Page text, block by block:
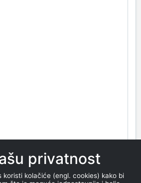
privatnost
koristi kolačiće (engl. cookies) kako bi